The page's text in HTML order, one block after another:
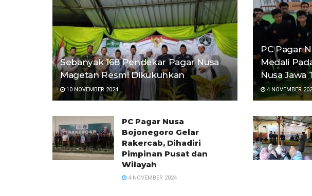
Sebanyak 168 Pendekar Pagar Nusa
Magetan Resmi Dikukuhkan
10 NOVEMBER 2024
PC Pagar
Medali
Nusa Jawa
4 NOVEMBER
PC Pagar Nusa
Bojonegoro Gelar
Rakercab, Dihadiri
Pimpinan Pusat dan
Wilayah
4 NOVEMBER 2024